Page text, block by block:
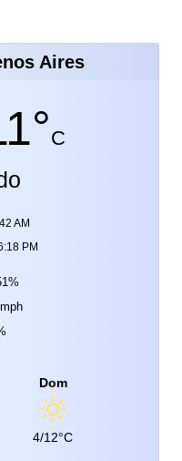
Aires
C
AM
PM
Dom
4/12°C